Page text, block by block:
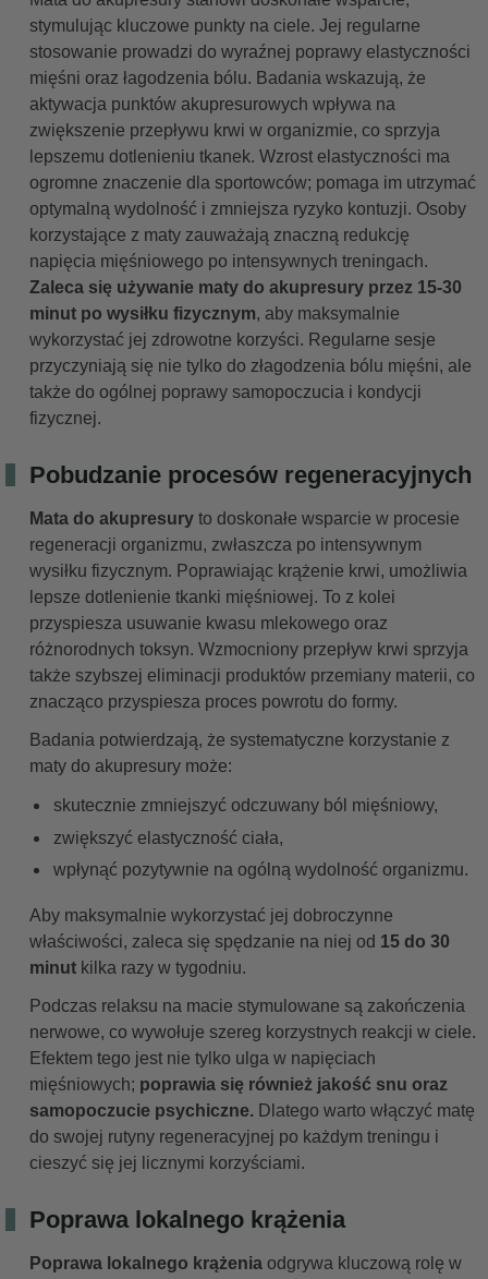
stymulując kluczowe punkty na ciele. Jej regularne
stosowanie prowadzi do wyraźnej poprawy elastyczności
mięśni oraz łagodzenia bólu. Badania wskazują, że
aktywacja punktów akupresurowych wpływa na
zwiększenie przepływu krwi w organizmie, co sprzyja
lepszemu dotlenieniu tkanek. Wzrost elastyczności ma
ogromne znaczenie dla sportowców; pomaga im utrzymać
optymalną wydolność i zmniejsza ryzyko kontuzji. Osoby
korzystające z maty zauważają znaczną redukcję
napięcia mięśniowego po intensywnych treningach.
Zaleca się używanie maty do akupresury przez 15-30
minut po wysiłku fizycznym, aby maksymalnie
wykorzystać jej zdrowotne korzyści. Regularne sesje
przyczyniają się nie tylko do złagodzenia bólu mięśni, ale
także do ogólnej poprawy samopoczucia i kondycji
fizycznej.
Pobudzanie procesów regeneracyjnych
Mata do akupresury to doskonałe wsparcie w procesie
regeneracji organizmu, zwłaszcza po intensywnym
wysiłku fizycznym. Poprawiając krążenie krwi, umożliwia
lepsze dotlenienie tkanki mięśniowej. To z kolei
przyspiesza usuwanie kwasu mlekowego oraz
różnorodnych toksyn. Wzmocniony przepływ krwi sprzyja
także szybszej eliminacji produktów przemiany materii, co
znacząco przyspiesza proces powrotu do formy.
Badania potwierdzają, że systematyczne korzystanie z
maty do akupresury może:
skutecznie zmniejszyć odczuwany ból mięśniowy,
zwiększyć elastyczność ciała,
wpłynąć pozytywnie na ogólną wydolność organizmu.
Aby maksymalnie wykorzystać jej dobroczynne
właściwości, zaleca się spędzanie na niej od 15 do 30
minut kilka razy w tygodniu.
Podczas relaksu na macie stymulowane są zakończenia
nerwowe, co wywołuje szereg korzystnych reakcji w ciele.
Efektem tego jest nie tylko ulga w napięciach
mięśniowych; poprawia się również jakość snu oraz
samopoczucie psychiczne. Dlatego warto włączyć matę
do swojej rutyny regeneracyjnej po każdym treningu i
cieszyć się jej licznymi korzyściami.
Poprawa lokalnego krążenia
Poprawa lokalnego krążenia odgrywa kluczową rolę w